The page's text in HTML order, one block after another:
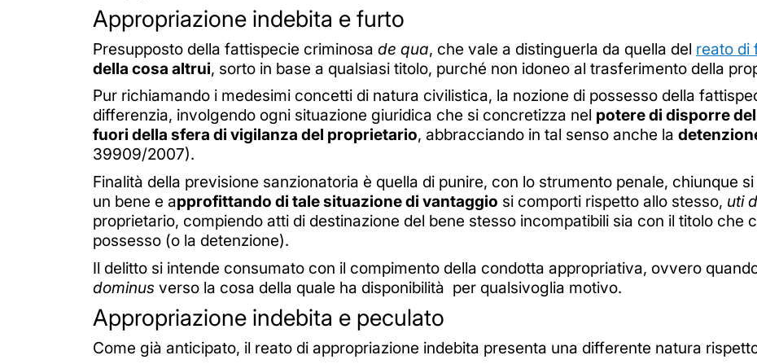
Appropriazione indebita e furto
Presupposto della fattispecie criminosa de qua, che vale a distinguerla da quella del reato di
della cosa altrui, sorto in base a qualsiasi titolo, purché non idoneo al trasferimento della
Pur richiamando i medesimi concetti di natura civilistica, la nozione di possesso della
differenzia, involgendo ogni situazione giuridica che si concretizza nel potere di disporre
fuori della sfera di vigilanza del proprietario, abbracciando in tal senso anche la
39909/2007).
Finalità della previsione sanzionatoria è quella di punire, con lo strumento penale, chiunque
un bene e approfittando di tale situazione di vantaggio si comporti rispetto allo stesso, uti
proprietario, compiendo atti di destinazione del bene stesso incompatibili sia con il titolo che
possesso (o la detenzione).
Il delitto si intende consumato con il compimento della condotta appropriativa, ovvero
dominus verso la cosa della quale ha disponibilità per qualsivoglia motivo.
Appropriazione indebita e peculato
Come già anticipato, il reato di appropriazione indebita presenta una differente natura